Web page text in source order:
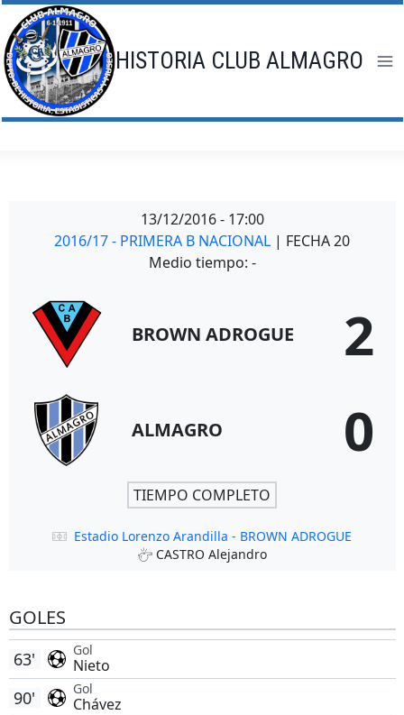
Saltar
al
contenido
HISTORIA CLUB ALMAGRO
13/12/2016 - 17:00
2016/17 - PRIMERA B NACIONAL | FECHA 20
Medio tiempo: -
BROWN ADROGUE 2
ALMAGRO 0
TIEMPO COMPLETO
Estadio Lorenzo Arandilla - BROWN ADROGUE
CASTRO Alejandro
GOLES
Gol
Nieto
63'
Gol
Chávez
90'